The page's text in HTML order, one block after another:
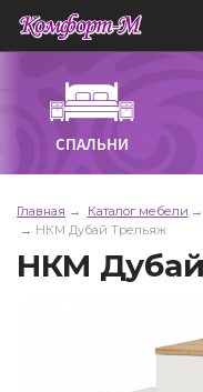
СПАЛЬНИ
Главная Каталог мебели
НКМ Дубай Трельяж
НКМ